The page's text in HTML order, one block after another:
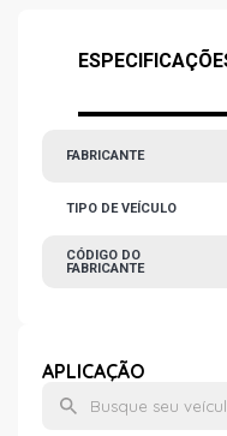
FABRICANTE
TIPO DE VEÍCULO
CÓDIGO DO
FABRICANTE
APLICAÇÃO